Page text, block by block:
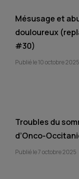
Mésusage et
douloureux
#30)
Publié le 10 octobre 2025
Troubles du
d’Onco-
Publié le 7 octobre 2025